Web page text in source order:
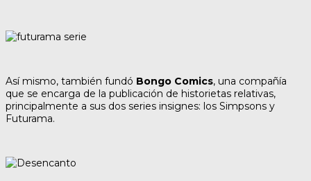
Así mismo, también fundó Bongo Comics, una compañía
que se encarga de la publicación de historietas relativas,
principalmente a sus dos series insignes: los Simpsons y
Futurama.